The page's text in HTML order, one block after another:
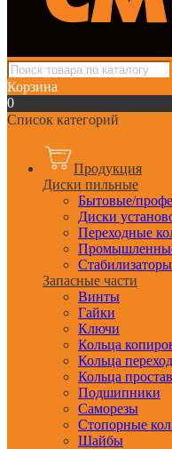
Корзина
0
Список категорий
Продукция
Диски пильные
Бытовые/
Диски
Переходные
Запасные части
Винты
Гайки
Ключи
Кольца
Кольца
Кольца
Подшипники
Саморезы
Стопорные
Шайбы